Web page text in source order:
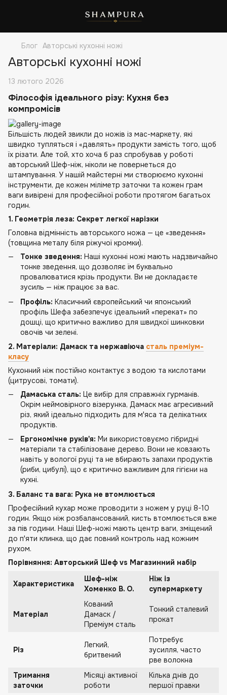
Блог Авторські кухонні ножі
Авторські кухонні ножі
13 лютого 2026
Філософія ідеального різу: Кухня без
компромісів
Більшість людей звикли до ножів із мас-маркету, які
швидко тупляться і «давлять» продукти замість того, щоб
їх різати. Але той, хто хоча б раз спробував у роботі
авторський Шеф-ніж, ніколи не повернеться до
штампування. У нашій майстерні ми створюємо кухонні
інструменти, де кожен міліметр заточки та кожен грам
ваги вивірені для професійної роботи протягом багатьох
годин.
1. Геометрія леза: Секрет легкої нарізки
Головна відмінність авторського ножа — це «зведення»
(товщина металу біля ріжучої кромки).
Тонке зведення: Наші кухонні ножі мають надзвичайно
тонке зведення, що дозволяє їм буквально
провалюватися крізь продукти. Ви не докладаєте
зусиль — ніж працює за вас.
Профіль: Класичний європейський чи японський
профіль Шефа забезпечує ідеальний «перекат» по
дошці, що критично важливо для швидкої шинковки
овочів чи зелені.
2. Матеріали: Дамаск та нержавіюча сталь преміум-
класу
Кухонний ніж постійно контактує з водою та кислотами
(цитрусові, томати).
Дамаська сталь: Це вибір для справжніх гурманів.
Окрім неймовірного візерунка, Дамаск має агресивний
різ, який ідеально підходить для м'яса та делікатних
продуктів.
Ергономічне руків'я: Ми використовуємо гібридні
матеріали та стабілізоване дерево. Вони не ковзають
навіть у вологої руці та не вбирають запахи продуктів
(риби, цибулі), що є критично важливим для гігієни на
кухні.
3. Баланс та вага: Рука не втомлюється
Професійний кухар може проводити з ножем у руці 8-10
годин. Якщо ніж розбалансований, кисть втомлюється вже
за пів години. Наші Шеф-ножі мають центр ваги, зміщений
до п'яти клинка, що дає повний контроль над кожним
рухом.
Порівняння: Авторський Шеф vs Магазинний набір
Характеристика
Шеф-ніж
Хоменко В. О.
Ніж із
супермаркету
Матеріал
Кований
Дамаск /
Преміум сталь
Тонкий сталевий
прокат
Різ
Легкий,
бритвений
Потребує
зусилля, часто
рве волокна
Тримання
заточки
Місяці активної
роботи
Кілька днів до
першої правки